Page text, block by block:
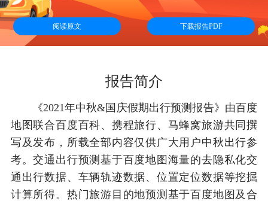
阅读原文 下载报告PDF
报告简介
《2021年中秋&国庆假期出行预测报告》由百度
地图联合百度百科、携程旅行、马蜂窝旅游共同撰
写及发布，所载全部内容仅供广大用户中秋出行参
考。交通出行预测基于百度地图海量的去隐私化交
通出行数据、车辆轨迹数据、位置定位数据等挖掘
计算所得。热门旅游目的地预测基于百度地图及合